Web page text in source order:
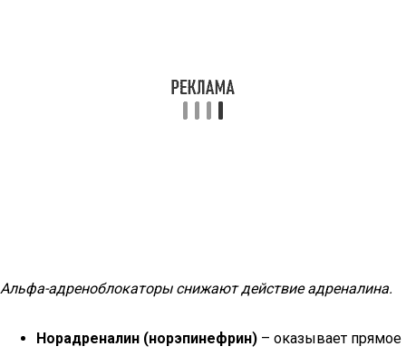
Альфа-адреноблокаторы снижают действие адреналина.
Норадреналин (норэпинефрин) – оказывает прямое